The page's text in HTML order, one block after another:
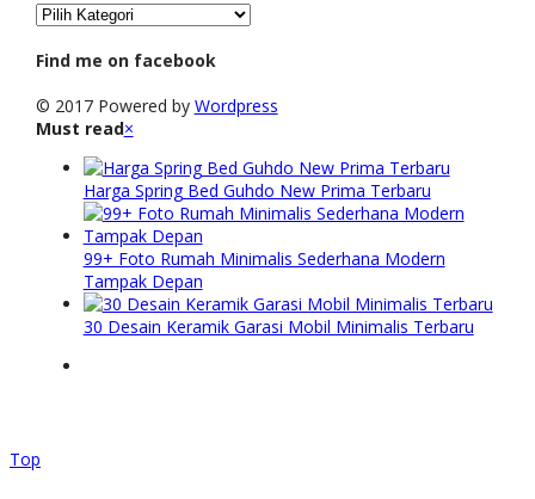
Kategori
Find me on facebook
© 2017 Powered by Wordpress
Must read×
Harga Spring Bed Guhdo New Prima Terbaru
99+ Foto Rumah Minimalis Sederhana Modern
Tampak Depan
30 Desain Keramik Garasi Mobil Minimalis Terbaru
Top